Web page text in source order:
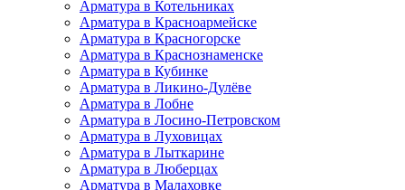
Арматура в Котельниках
Арматура в Красноармейске
Арматура в Красногорске
Арматура в Краснознаменске
Арматура в Кубинке
Арматура в Ликино-Дулёве
Арматура в Лобне
Арматура в Лосино-Петровском
Арматура в Луховицах
Арматура в Лыткарине
Арматура в Люберцах
Арматура в Малаховке